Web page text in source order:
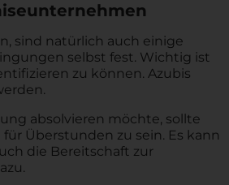
sind natürlich auch einige
selbst fest. Wichtig ist
zu können. Azubis
absolvieren möchte, sollte
Überstunden zu sein. Es kann
die Bereitschaft zur